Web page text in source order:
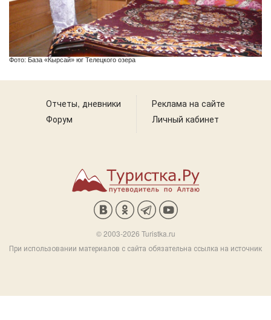
Фото: База «Кырсай» юг Телецкого озера
Отчеты, дневники
Форум
Реклама на сайте
Личный кабинет
© 2003-2026 Turistka.ru
При использовании материалов с сайта обязательна ссылка на источник